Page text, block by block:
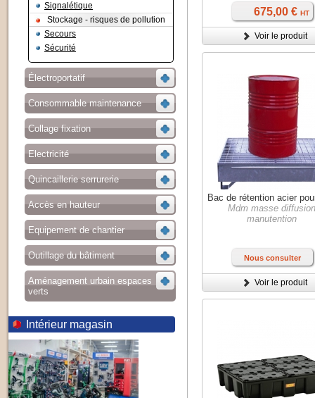
Signalétique
Stockage - risques de pollution
Secours
Sécurité
Électroportatif
Consommable maintenance
Collage fixation
Electricité
Quincaillerie serrurerie
Accès en hauteur
Equipement de chantier
Outillage du bâtiment
Aménagement urbain espaces
verts
Intérieur magasin
675,00 € HT
Voir le produit
Bac de rétention acier
Mdm masse diffusion
manutention
Nous consulter
Voir le produit